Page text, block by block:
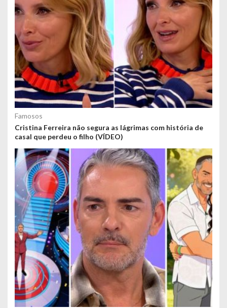
Famosos
Cristina Ferreira não segura as lágrimas com história de
casal que perdeu o filho (VÍDEO)